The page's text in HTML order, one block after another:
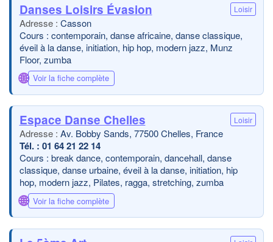
Danses Loisirs Évasion Loisir
Casson
Cours : contemporain, danse africaine, danse classique,
éveil à la danse, initiation, hip hop, modern jazz, Munz
Floor, zumba
🌐 Voir la fiche complète
Espace Danse Chelles Loisir
Av. Bobby Sands, 77500 Chelles, France
01 64 21 22 14
Cours : break dance, contemporain, dancehall, danse
classique, danse urbaine, éveil à la danse, initiation, hip
hop, modern jazz, Pilates, ragga, stretching, zumba
🌐 Voir la fiche complète